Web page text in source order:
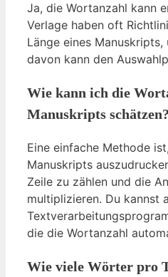
Ja, die Wortanzahl kann
Verlage haben oft
Länge eines
davon kann den
Wie kann ich die
Manuskripts schätzen?
Eine einfache Methode
Manuskripts
Zeile zu zählen und die
multiplizieren. Du kannst
die die Wortanzahl
Wie viele Wörter pro